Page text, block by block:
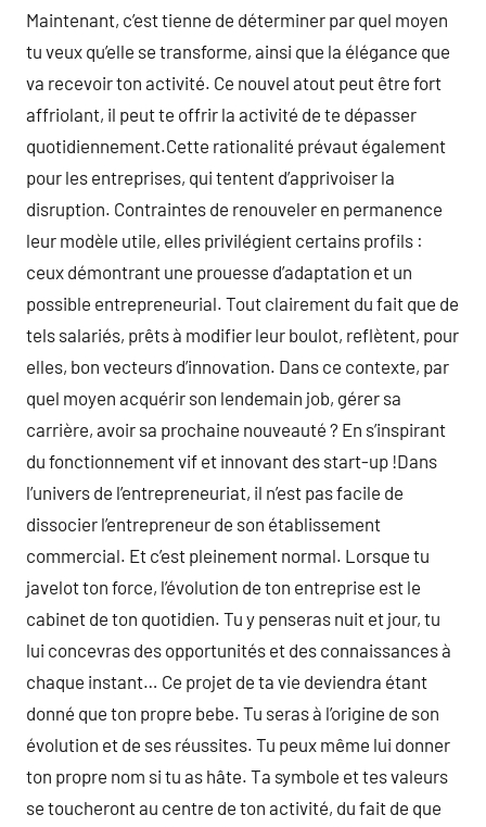
Maintenant, c’est tienne de déterminer par quel moyen
tu veux qu’elle se transforme, ainsi que la élégance que
va recevoir ton activité. Ce nouvel atout peut être fort
affriolant, il peut te offrir la activité de te dépasser
quotidiennement.Cette rationalité prévaut également
pour les entreprises, qui tentent d’apprivoiser la
disruption. Contraintes de renouveler en permanence
leur modèle utile, elles privilégient certains profils :
ceux démontrant une prouesse d’adaptation et un
possible entrepreneurial. Tout clairement du fait que de
tels salariés, prêts à modifier leur boulot, reflètent, pour
elles, bon vecteurs d’innovation. Dans ce contexte, par
quel moyen acquérir son lendemain job, gérer sa
carrière, avoir sa prochaine nouveauté ? En s’inspirant
du fonctionnement vif et innovant des start-up !Dans
l’univers de l’entrepreneuriat, il n’est pas facile de
dissocier l’entrepreneur de son établissement
commercial. Et c’est pleinement normal. Lorsque tu
javelot ton force, l’évolution de ton entreprise est le
cabinet de ton quotidien. Tu y penseras nuit et jour, tu
lui concevras des opportunités et des connaissances à
chaque instant… Ce projet de ta vie deviendra étant
donné que ton propre bebe. Tu seras à l’origine de son
évolution et de ses réussites. Tu peux même lui donner
ton propre nom si tu as hâte. Ta symbole et tes valeurs
se toucheront au centre de ton activité, du fait de que